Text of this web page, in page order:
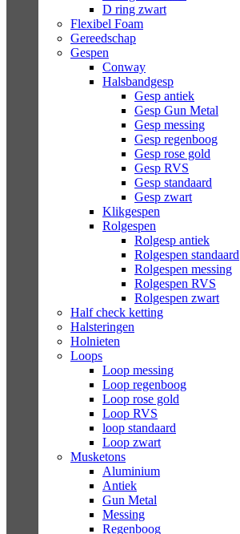
D ring zwart
Flexibel Foam
Gereedschap
Gespen
Conway
Halsbandgesp
Gesp antiek
Gesp Gun Metal
Gesp messing
Gesp regenboog
Gesp rose gold
Gesp RVS
Gesp standaard
Gesp zwart
Klikgespen
Rolgespen
Rolgesp antiek
Rolgespen standaard
Rolgespen messing
Rolgespen RVS
Rolgespen zwart
Half check ketting
Halsteringen
Holnieten
Loops
Loop messing
Loop regenboog
Loop rose gold
Loop RVS
loop standaard
Loop zwart
Musketons
Aluminium
Antiek
Gun Metal
Messing
Regenboog